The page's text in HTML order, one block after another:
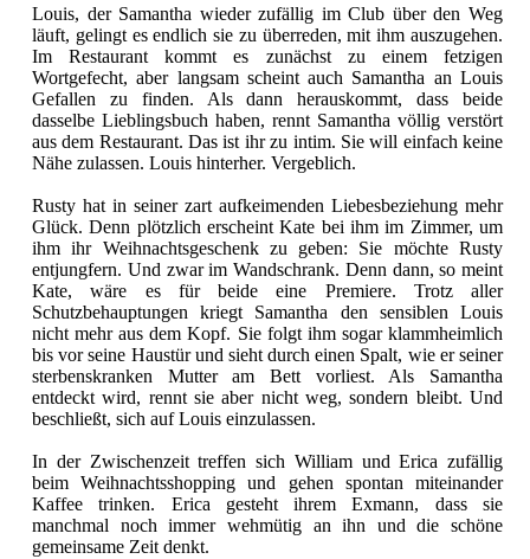
Louis, der Samantha wieder zufällig im Club über den Weg
läuft, gelingt es endlich sie zu überreden, mit ihm auszugehen.
Im Restaurant kommt es zunächst zu einem fetzigen
Wortgefecht, aber langsam scheint auch Samantha an Louis
Gefallen zu finden. Als dann herauskommt, dass beide
dasselbe Lieblingsbuch haben, rennt Samantha völlig verstört
aus dem Restaurant. Das ist ihr zu intim. Sie will einfach keine
Nähe zulassen. Louis hinterher. Vergeblich.
Rusty hat in seiner zart aufkeimenden Liebesbeziehung mehr
Glück. Denn plötzlich erscheint Kate bei ihm im Zimmer, um
ihm ihr Weihnachtsgeschenk zu geben: Sie möchte Rusty
entjungfern. Und zwar im Wandschrank. Denn dann, so meint
Kate, wäre es für beide eine Premiere. Trotz aller
Schutzbehauptungen kriegt Samantha den sensiblen Louis
nicht mehr aus dem Kopf. Sie folgt ihm sogar klammheimlich
bis vor seine Haustür und sieht durch einen Spalt, wie er seiner
sterbenskranken Mutter am Bett vorliest. Als Samantha
entdeckt wird, rennt sie aber nicht weg, sondern bleibt. Und
beschließt, sich auf Louis einzulassen.
In der Zwischenzeit treffen sich William und Erica zufällig
beim Weihnachtsshopping und gehen spontan miteinander
Kaffee trinken. Erica gesteht ihrem Exmann, dass sie
manchmal noch immer wehmütig an ihn und die schöne
gemeinsame Zeit denkt.